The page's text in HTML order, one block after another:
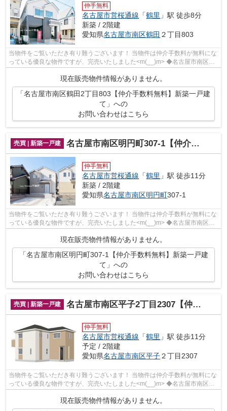
仲手無料
名古屋市営桜通線 「鶴里 」駅 徒歩8分
新築 / 2階建
愛知県名古屋市南区鶴田 ２丁目803
当物件をご覧いただき有り難うございます！ 当物件は仲介手数料が無料にな
っている優良な物件ですが、完売いたしました<m(__)m> ◆名古屋市南区鶴
現在販売物件情報がありません。
「名古屋市南区鶴田2丁目803【仲介手数料無料】新築一戸建
て」への
お問い合わせはこちら
売買 | 新築一戸建 名古屋市南区明円町307-1【仲介手数料無料】新築一戸建て
仲手無料
名古屋市営桜通線 「鶴里 」駅 徒歩11分
新築 / 2階建
愛知県名古屋市南区明円町307-1
当物件をご覧いただき有り難うございます！ 当物件は仲介手数料が無料にな
っている優良な物件ですが、完売いたしました<m(__)m> ◆名古屋市南区明
現在販売物件情報がありません。
「名古屋市南区明円町307-1【仲介手数料無料】新築一戸建
て」への
お問い合わせはこちら
売買 | 新築一戸建 名古屋市南区平子2丁目2307【仲介手数料無料】新築一戸建て
仲手無料
名古屋市営桜通線 「鶴里 」駅 徒歩11分
予定 / 2階建
愛知県名古屋市南区平子２丁目2307
当物件をご覧いただき有り難うございます！ 当物件は仲介手数料が無料にな
っている優良な物件ですが、完売いたしました<m(__)m> ◆名古屋市南区平
子２丁目でのマイホーム購入...
現在販売物件情報がありません。